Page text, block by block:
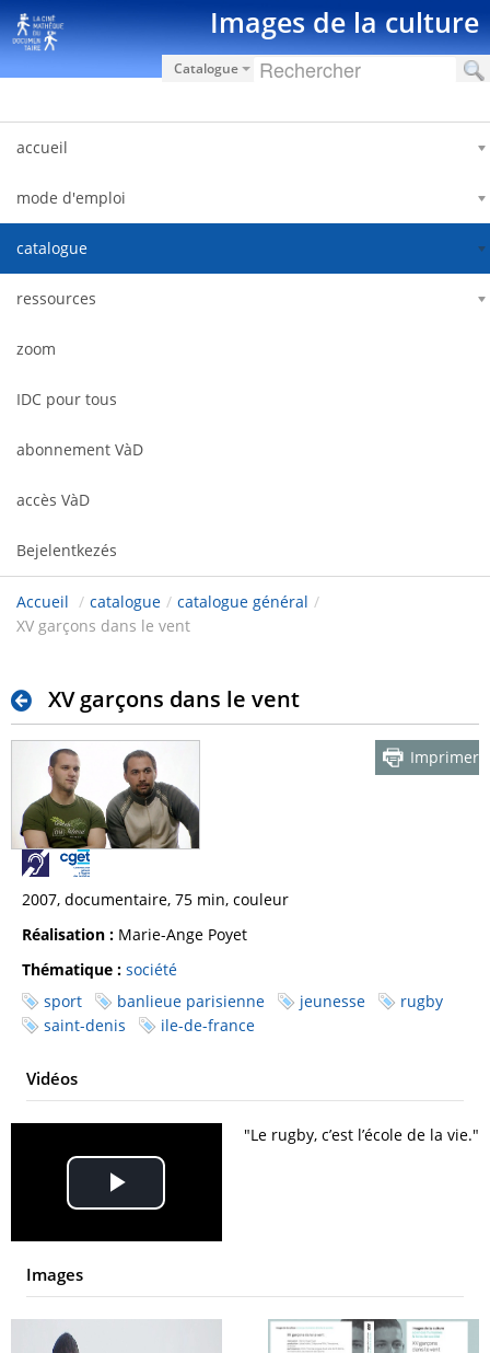
Ugrás a tartalomhoz Images de la culture
Catalogue
accueil
mode d'emploi
catalogue
ressources
zoom
IDC pour tous
abonnement VàD
accès VàD
Bejelentkezés
Accueil / catalogue / catalogue général /
XV garçons dans le vent
XV garçons dans le vent
Imprimer
2007, documentaire, 75 min, couleur
Réalisation : Marie-Ange Poyet
Thématique : société
sport
banlieue parisienne jeunesse
rugby
saint-denis
ile-de-france
Vidéos
Play
Video
"Le rugby, c’est l’école de la vie."
Images